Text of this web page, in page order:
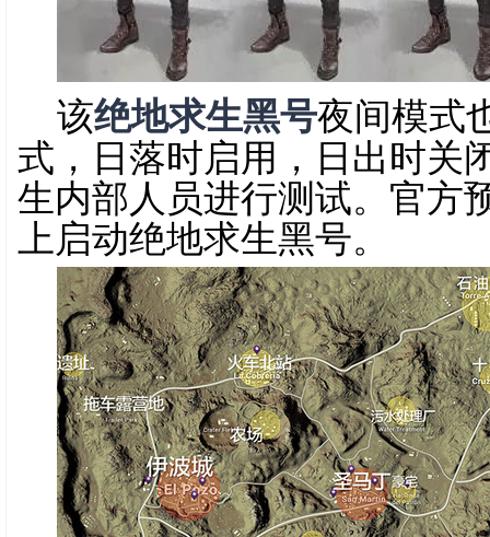
该绝地求生黑号夜间模式
式，日落时启用，日出时关
生内部人员进行测试。官方
上启动绝地求生黑号。